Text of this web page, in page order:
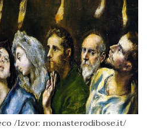
/Izvor: monasterodibose.it/